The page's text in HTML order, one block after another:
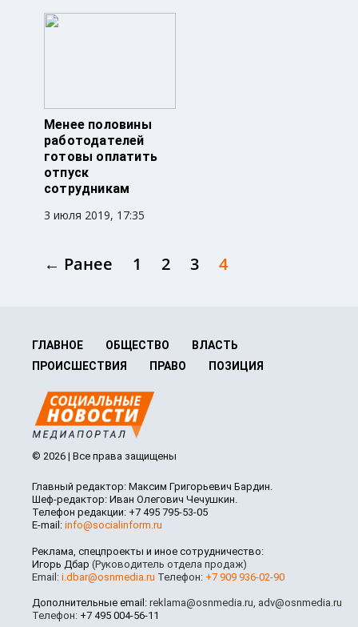
Менее половины
работодателей
готовы оплатить
отпуск
сотрудникам
3 июля 2019, 17:35
← Ранее 1 2 3 4
ГЛАВНОЕ ОБЩЕСТВО
ВЛАСТЬ
ПРОИСШЕСТВИЯ
ПРАВО ПОЗИЦИЯ
© 2026 | Все права защищены
Главный редактор: Максим Григорьевич Бардин.
Шеф-редактор: Иван Олегович Чечушкин.
Телефон редакции: +7 495 795-53-05
E-mail: info@socialinform.ru
Реклама, спецпроекты и иное сотрудничество:
Игорь Дбар (Руководитель отдела продаж)
Email: i.dbar@osnmedia.ru Телефон: +7 909 936-02-90
Дополнительные email: reklama@osnmedia.ru, adv@osnmedia.ru
Телефон: +7 495 004-56-11